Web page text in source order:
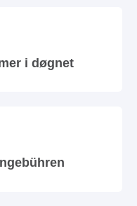
i døgnet